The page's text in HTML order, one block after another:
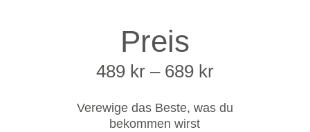
Preis
489 kr – 689 kr
bis
689 kr
Verewige das Beste, was du
bekommen wirst